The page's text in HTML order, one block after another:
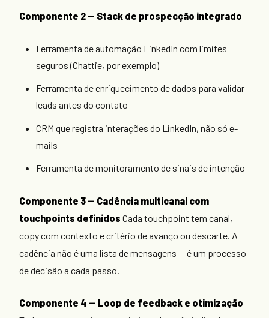
Componente 2 — Stack de prospecção integrado
Ferramenta de automação LinkedIn com limites
seguros (Chattie, por exemplo)
Ferramenta de enriquecimento de dados para validar
leads antes do contato
CRM que registra interações do LinkedIn, não só e-
mails
Ferramenta de monitoramento de sinais de intenção
Componente 3 — Cadência multicanal com
touchpoints definidos Cada touchpoint tem canal,
copy com contexto e critério de avanço ou descarte. A
cadência não é uma lista de mensagens — é um processo
de decisão a cada passo.
Componente 4 — Loop de feedback e otimização